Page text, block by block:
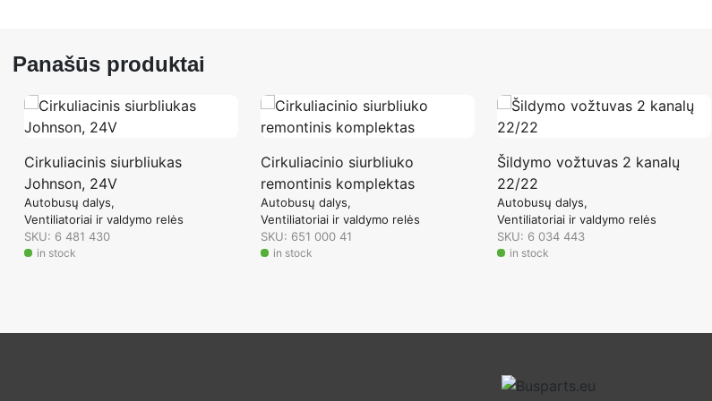
Panašūs produktai
Cirkuliacinis siurbliukas
Johnson, 24V
Autobusų dalys
Ventiliatoriai ir valdymo relės
SKU: 6 481 430
in stock
Cirkuliacinio siurbliuko
remontinis komplektas
Autobusų dalys
Ventiliatoriai ir valdymo relės
SKU: 651 000 41
in stock
Šildymo vožtuvas 2 kanalų
22/22
Autobusų dalys
Ventiliatoriai ir valdymo relės
SKU: 6 034 443
in stock